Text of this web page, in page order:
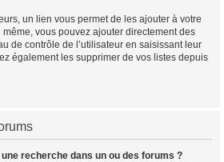
un lien vous permet de les ajouter à votre
même, vous pouvez ajouter directement des
de contrôle de l’utilisateur en saisissant leur
également les supprimer de vos listes depuis
recherche dans un ou des forums ?